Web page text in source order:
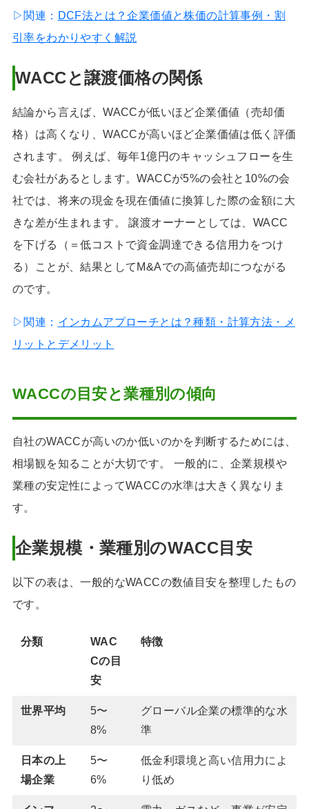
▷関連： DCF法とは？企業価値と株価の計算事例・割
引率をわかりやすく解説
WACCと譲渡価格の関係
結論から言えば、WACCが低いほど企業価値（売却価
格）は高くなり、WACCが高いほど企業価値は低く評価
されます。 例えば、毎年1億円のキャッシュフローを生
む会社があるとします。WACCが5%の会社と10%の会
社では、将来の現金を現在価値に換算した際の金額に大
きな差が生まれます。 譲渡オーナーとしては、WACC
を下げる（＝低コストで資金調達できる信用力をつけ
る）ことが、結果としてM&Aでの高値売却につながる
のです。
▷関連： インカムアプローチとは？種類・計算方法・メ
リットとデメリット
WACCの目安と業種別の傾向
自社のWACCが高いのか低いのかを判断するためには、
相場観を知ることが大切です。 一般的に、企業規模や
業種の安定性によってWACCの水準は大きく異なりま
す。
企業規模・業種別のWACC目安
以下の表は、一般的なWACCの数値目安を整理したもの
です。
分類
WAC
Cの目
安
特徴
世界平均
5〜
8%
グローバル企業の標準的な水
準
日本の上
場企業
5〜
6%
低金利環境と高い信用力によ
り低め